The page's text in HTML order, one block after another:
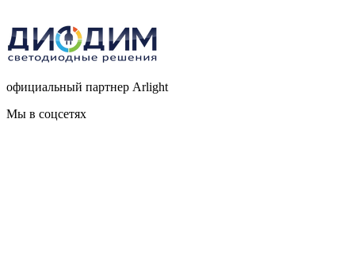
официальный партнер Arlight
Мы в соцсетях